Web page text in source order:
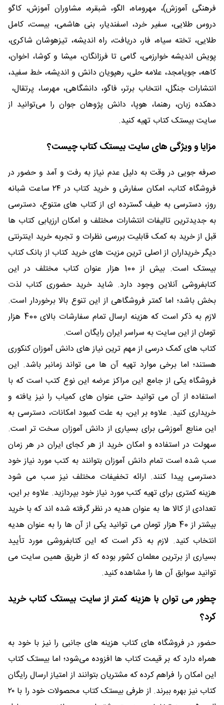
فرهنگی آموزش)، مهروماه، الگو، شبقره، مشاوران آموزش، کاگو
دروس طلایی، سفیر خرد، اسفندیار، بنی هاشمی، بیست، کامل
طلایی، تخته سیاه، فار، دریافت، راه اندیشه، تیزهوشان شاکری،
پویش اندیشه خوارزمی، گامی تا فرزانگان، میشا و کوشا، اخوان،
کاهه، جویامجد، علامه حلی، رهپویان دانش و اندیشه، خط سفید،
انتشارات جنگل، انتخاب برتر، فاگو، دانشگاهی، مهرسا، پرتقال،
دهکده زبان، رهنما، هوپا، دانش پژوهان جوان را می‌توانید از
سایت بیستک کتاب تهیه کنید.
مزایا و ویژگی های سایت بیستک کتاب چیست؟
صرفه جویی در وقت به دلیل عدم نیاز به رفت و آمد و حضور در
فروشگاه کتاب، امکان سفارش و خرید کتاب در ۲۴ ساعت شبانه
روز، دسترسی به طیف گسترده ای از کتاب های متنوع، دسترسی
به جدیدترین تالیفات انتشارات مختلف و امکان ارزیابی کتاب ها
قبل از خرید به کمک قابلیت بررسی نظرات و تجربه خرید اینترنتی
دیگر خریداران از اصلی ترین مزیت های خرید کتاب از بانک کتاب
بیستک است. بیش از 100 هزار عنوان کتاب مختلف در این
کتابفروشی آنلاین وجود دارد. شاید خرید حضوری کتاب لذت
بخش باشد؛ اما کمتر فروشگاهی از این تنوع بالا برخوردار است.
لازم به ذکر است که هزینه ارسال تمام سفارشات بالای 400 هزار
تومان از این سایت به سراسر ایران رایگان است.
کتاب های کمک درسی از مهم ترین نیاز های دانش آموزان کنکوری
هستند؛ اما برخی موارد تهیه آن ها می تواند زمانبر باشد. این
فروشگاه یکی از جامع این مراکز عرضه این نوع کتب است که با
استفاده از آن می توانید حتی عنوان های کمیاب را نیز یافته و
خریداری کنید. علاوه بر این، به علت کمبود امکانات، دسترسی به
این منابع آموزشی برای بسیاری از دانش آموزان سخت تر است.
سهولت در استفاده و امکان خرید از هر کجای ایران در هر زمان
سب شده است تمام دانش آموزان بتوانند به کتب مورد نیاز خود
دسترسی پیدا کنند. ارائه تخفیفات مختلف نیز سب می شود
هزینه کمتری برای تهیه کتب مورد نیاز خود بپردازید. علاوه بر این،
تعدادی از کالا ها به عنوان هدیه در نظر گرفته شده اند که با خرید
بیشتر از 40 هزار تومان می توانید یکی از آن ها را به عنوان هدیه
انتخاب کنید. لازم به ذکر است که این کتابفروشی مورد تأیید
بسیاری از برترین معلمان کشور بوده که از طریق همین سایت می
توانید سوابق آن ها را مشاهده کنید.
چطور می توان با هزینه کمتر از سایت بیستک کتاب خرید
کرد؟
حضور در فروشگاه های کتاب هزینه های جانبی را نیز با خود به
همراه دارد که بر قیمت کتاب ها افزوده می‌شود؛ اما بیستک کتاب
این امکان را فراهم کرده که مشتریان بتوانند از امتیاز ارسال رایگان
کتاب نیز بهره ببرند. از طرفی بیستک کتاب محصولات خود را با ۲۰